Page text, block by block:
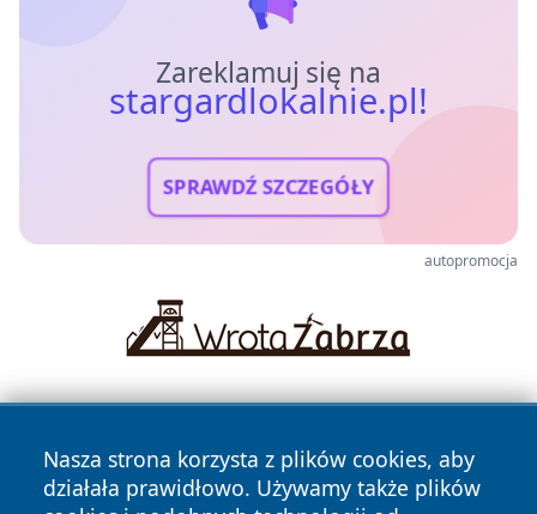
Zareklamuj się na
stargardlokalnie.pl!
SPRAWDŹ SZCZEGÓŁY
autopromocja
Nasza strona korzysta z plików cookies, aby
działała prawidłowo. Używamy także plików